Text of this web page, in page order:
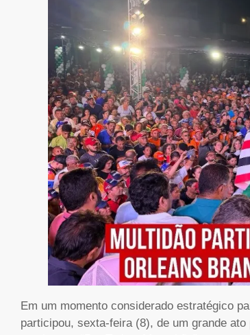
Em um momento considerado estratégico
participou, sexta-feira (8), de um grande